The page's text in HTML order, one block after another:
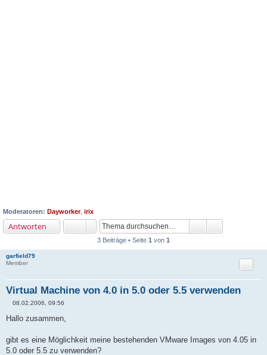
Moderatoren: Dayworker, irix
Antworten
3 Beiträge • Seite 1 von 1
garfield79
Member
Virtual Machine von 4.0 in 5.0 oder 5.5 verwenden
Zitat
e
i
r
a
g
08.02.2006, 09:56
Hallo zusammen,
gibt es eine Möglichkeit meine bestehenden VMware Images von 4.05 in
5.0 oder 5.5 zu verwenden?